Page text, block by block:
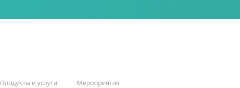
Продукты и услуги Мероприятия